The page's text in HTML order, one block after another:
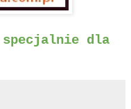
specjalnie dla